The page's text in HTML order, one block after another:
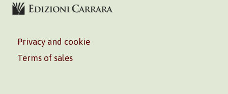
Privacy and cookie
Terms of sales